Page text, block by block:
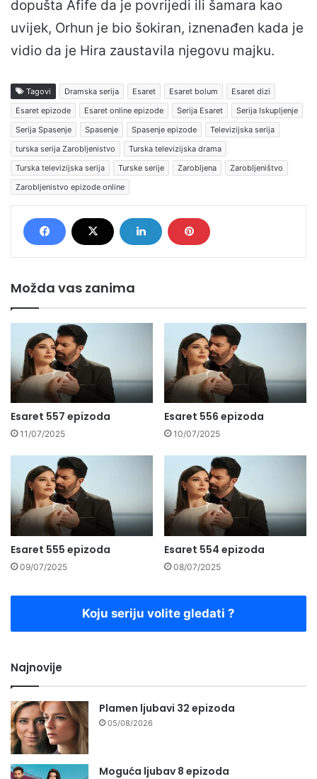
dopušta Afife da je povrijedi ili šamara kao
uvijek, Orhun je bio šokiran, iznenađen kada je
vidio da je Hira zaustavila njegovu majku.
Tagovi Dramska serija Esaret Esaret bolum
Esaret dizi
Esaret epizode
Esaret online epizode Serija Esaret
Serija Iskupljenje
Serija Spasenje
Spasenje Spasenje epizode
Televizijska serija
turska serija Zarobljenistvo
Turska televizijska drama
Turska televizijska serija
Turske serije Zarobljena
Zarobljeništvo
Zarobljenistvo epizode online
Možda vas zanima
Esaret 557 epizoda
11/07/2025
Esaret 556 epizoda
10/07/2025
Esaret 555 epizoda
09/07/2025
Esaret 554 epizoda
08/07/2025
Koju seriju volite gledati ?
Najnovije
Plamen ljubavi 32 epizoda
05/08/2026
Moguća ljubav 8 epizoda